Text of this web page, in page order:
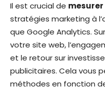
Il est crucial de
stratégies marketing à
que Google Analytics.
votre site web,
et le retour sur
publicitaires. Cela vous
méthodes en fonction